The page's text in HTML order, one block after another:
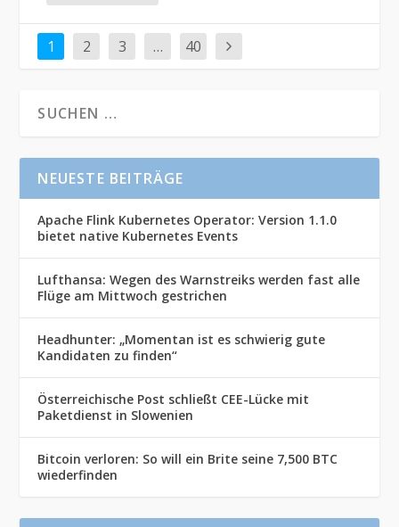
1 2 3 … 40
NEUESTE BEITRÄGE
Apache Flink Kubernetes Operator: Version 1.1.0
bietet native Kubernetes Events
Lufthansa: Wegen des Warnstreiks werden fast alle
Flüge am Mittwoch gestrichen
Headhunter: „Momentan ist es schwierig gute
Kandidaten zu finden“
Österreichische Post schließt CEE-Lücke mit
Paketdienst in Slowenien
Bitcoin verloren: So will ein Brite seine 7,500 BTC
wiederfinden